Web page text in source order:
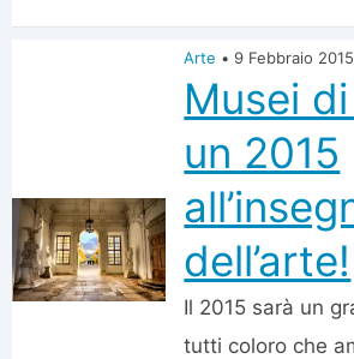
Arte • 9 Febbraio 2015
Musei
un 2015
dell’arte!
Il 2015 sarà un
tutti coloro che